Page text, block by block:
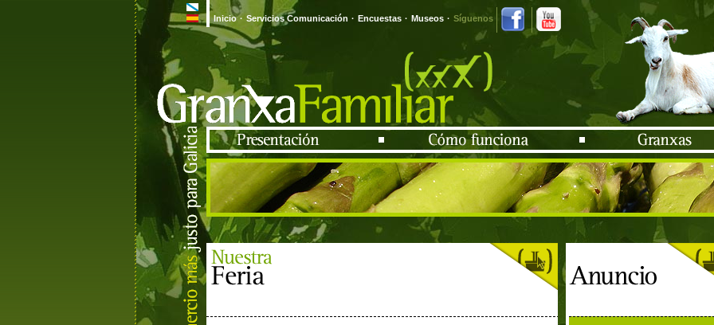
Inicio · Servicios Comunicación · Encuestas · Museos · Síguenos